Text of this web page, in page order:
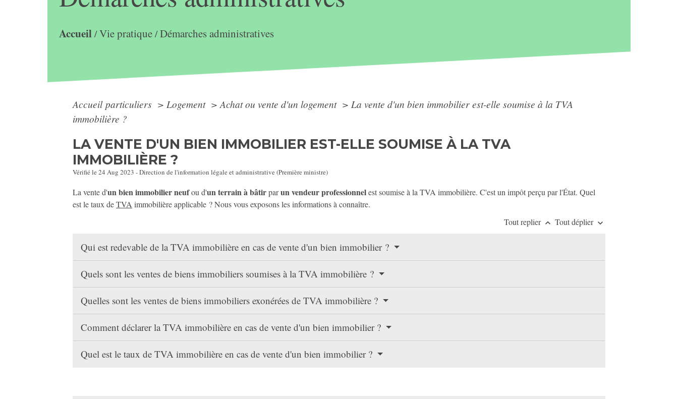
Accueil/Vie pratique/Démarches administratives
Accueil particuliers > Logement > Achat ou vente d'un logement > La vente d'un bien immobilier est-elle soumise à la TVA
immobilière ?
LA VENTE D'UN BIEN IMMOBILIER EST-ELLE SOUMISE À LA TVA
IMMOBILIÈRE ?
Vérifié le 24 Aug 2023 - Direction de l'information légale et administrative (Première ministre)
La vente d'un bien immobilier neufou d'un terrain à bâtirparun vendeur professionnelest soumise à la TVA immobilière. C'est un impôt perçu par l'État. Quel
est le taux deTVA immobilière applicable ? Nous vous exposons les informations à connaître.
Tout replier keyboard_arrow_up Tout déplier keyboard_arrow_down
Qui est redevable de la TVA immobilière en cas de vente d'un bien immobilier ?
Quels sont les ventes de biens immobiliers soumises à la TVA immobilière ?
Quelles sont les ventes de biens immobiliers exonérées de TVA immobilière ?
Comment déclarer la TVA immobilière en cas de vente d'un bien immobilier ?
Quel est le taux de TVA immobilière en cas de vente d'un bien immobilier ?